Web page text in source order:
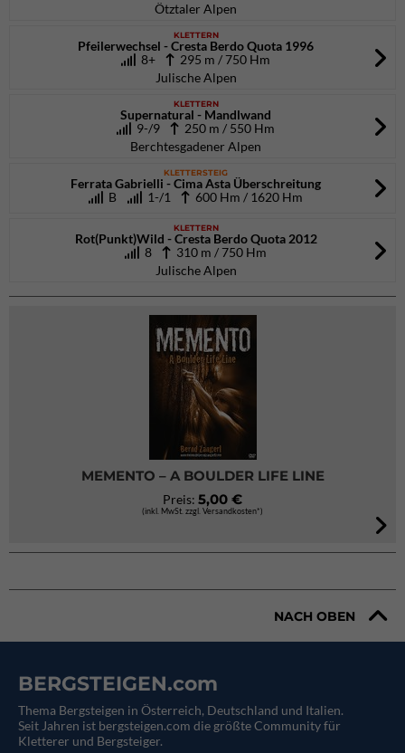
Ötztaler Alpen
KLETTERN
Pfeilerwechsel - Cresta Berdo Quota 1996
8+
295 m / 750 Hm
Julische Alpen
KLETTERN
Supernatural - Mandlwand
9-/9
250 m / 550 Hm
Berchtesgadener Alpen
KLETTERSTEIG
Ferrata Gabrielli - Cima Asta Überschreitung
B
1-/1 600 Hm / 1620 Hm
KLETTERN
Rot(Punkt)Wild - Cresta Berdo Quota 2012
8
310 m / 750 Hm
Julische Alpen
MEMENTO – A BOULDER LIFE LINE
Preis: 5,00 €
(inkl. MwSt. zzgl. Versandkosten*)
NACH OBEN
BERGSTEIGEN.com
Thema Bergsteigen in Österreich, Deutschland und Italien.
Seit Jahren ist bergsteigen.com die größte Community für
Kletterer und Bergsteiger.